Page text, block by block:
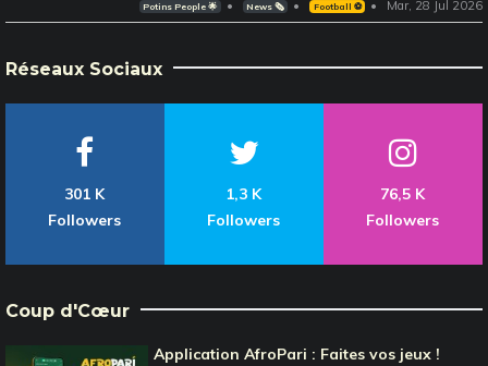
Potins People 🌟 News 🗞️ Football ⚽️ Mar, 28 Jul 2026
Réseaux Sociaux
301 K
Followers
1,3 K
Followers
76,5 K
Followers
Coup d'Cœur
Application AfroPari : Faites vos jeux !